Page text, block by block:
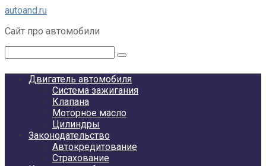
Перейти
контенту
autoand.ru
Сайт про автомобили
Двигатель автомобиля
Система зажигания
Клапана
Моторное масло
Цилиндры
Законодательство
Автокредитование
Страхование